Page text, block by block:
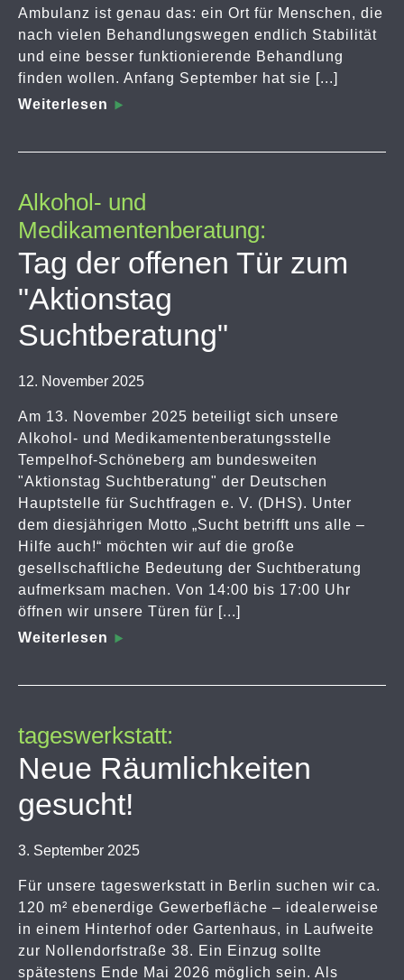
Ambulanz ist genau das: ein Ort für Menschen, die
nach vielen Behandlungswegen endlich Stabilität
und eine besser funktionierende Behandlung
finden wollen. Anfang September hat sie [...]
Weiterlesen
Alkohol- und
Medikamentenberatung:
Tag der offenen Tür zum
"Aktionstag
Suchtberatung"
12. November 2025
Am 13. November 2025 beteiligt sich unsere
Alkohol- und Medikamentenberatungsstelle
Tempelhof-Schöneberg am bundesweiten
"Aktionstag Suchtberatung" der Deutschen
Hauptstelle für Suchtfragen e. V. (DHS). Unter
dem diesjährigen Motto „Sucht betrifft uns alle –
Hilfe auch!“ möchten wir auf die große
gesellschaftliche Bedeutung der Suchtberatung
aufmerksam machen. Von 14:00 bis 17:00 Uhr
öffnen wir unsere Türen für [...]
Weiterlesen
tageswerkstatt:
Neue Räumlichkeiten
gesucht!
3. September 2025
Für unsere tageswerkstatt in Berlin suchen wir ca.
120 m² ebenerdige Gewerbefläche – idealerweise
in einem Hinterhof oder Gartenhaus, in Laufweite
zur Nollendorfstraße 38. Ein Einzug sollte
spätestens Ende Mai 2026 möglich sein. Als